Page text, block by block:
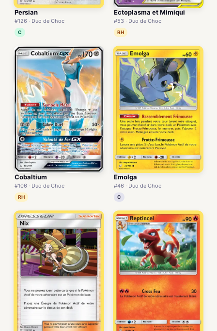
Persian
#126 · Duo de Choc
C
Ectoplasma et Mimiqui
#53 · Duo de Choc
RH
Cobaltium
#106 · Duo de Choc
RH
Emolga
#46 · Duo de Choc
C